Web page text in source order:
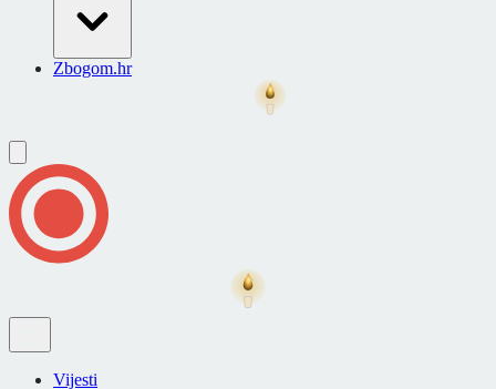
Zbogom.hr
Vijesti